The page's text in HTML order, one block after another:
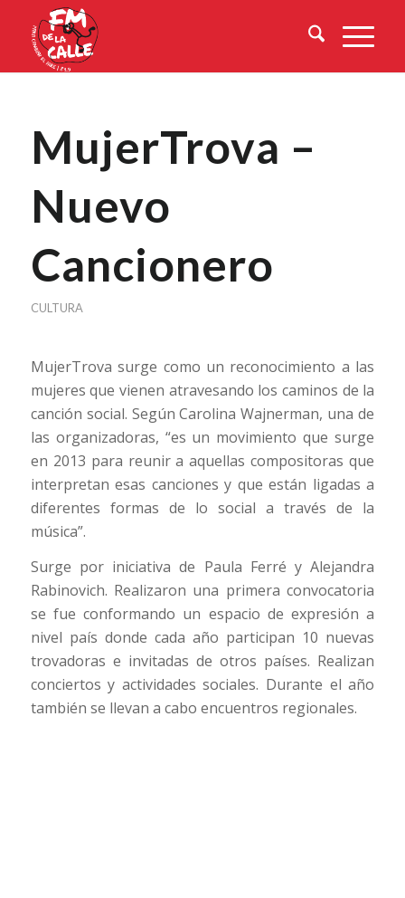
MujerTrova –
Nuevo
Cancionero
CULTURA
MujerTrova surge como un reconocimiento a las
mujeres que vienen atravesando los caminos de la
canción social. Según Carolina Wajnerman, una de
las organizadoras, “es un movimiento que surge
en 2013 para reunir a aquellas compositoras que
interpretan esas canciones y que están ligadas a
diferentes formas de lo social a través de la
música”.
Surge por iniciativa de Paula Ferré y Alejandra
Rabinovich. Realizaron una primera convocatoria
se fue conformando un espacio de expresión a
nivel país donde cada año participan 10 nuevas
trovadoras e invitadas de otros países. Realizan
conciertos y actividades sociales. Durante el año
también se llevan a cabo encuentros regionales.